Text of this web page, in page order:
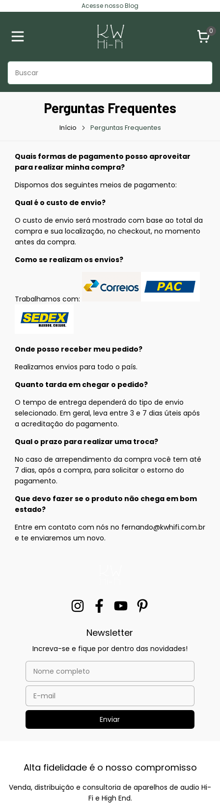
Acesse nosso Blog
0
Perguntas Frequentes
Início Perguntas Frequentes
Quais formas de pagamento posso aproveitar
para realizar minha compra?
Dispomos dos seguintes meios de pagamento:
Qual é o custo de envio?
O custo de envio será mostrado com base ao total da
compra e sua localização, no checkout, no momento
antes da compra.
Como se realizam os envios?
Trabalhamos com:
Onde posso receber meu pedido?
Realizamos envios para todo o país.
Quanto tarda em chegar o pedido?
O tempo de entrega dependerá do tipo de envio
selecionado. Em geral, leva entre 3 e 7 dias úteis após
a acreditação do pagamento.
Qual o prazo para realizar uma troca?
No caso de arrependimento da compra você tem até
7 dias, após a compra, para solicitar o estorno do
pagamento.
Que devo fazer se o produto não chega em bom
estado?
Entre em contato com nós no fernando@kwhifi.com.br
e te enviaremos um novo.
Newsletter
Increva-se e fique por dentro das novidades!
Alta fidelidade é o nosso compromisso
Venda, distribuição e consultoria de aparelhos de audio Hi-
Fi e High End.